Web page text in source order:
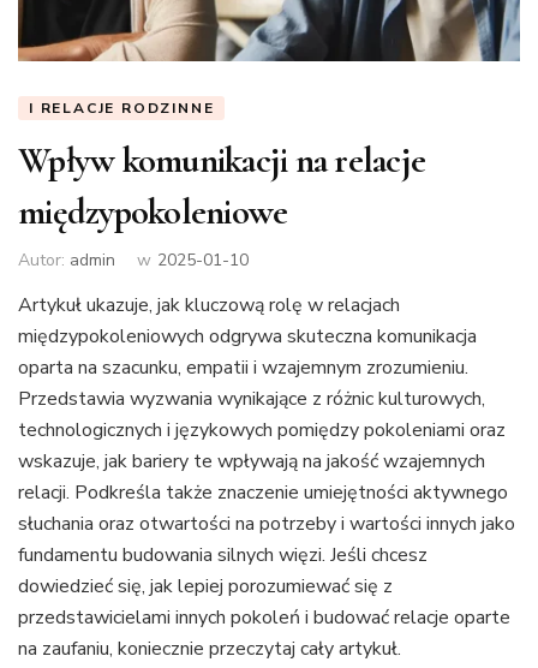
I RELACJE RODZINNE
Wpływ komunikacji na relacje
międzypokoleniowe
Autor: admin w 2025-01-10
Artykuł ukazuje, jak kluczową rolę w relacjach
międzypokoleniowych odgrywa skuteczna komunikacja
oparta na szacunku, empatii i wzajemnym zrozumieniu.
Przedstawia wyzwania wynikające z różnic kulturowych,
technologicznych i językowych pomiędzy pokoleniami oraz
wskazuje, jak bariery te wpływają na jakość wzajemnych
relacji. Podkreśla także znaczenie umiejętności aktywnego
słuchania oraz otwartości na potrzeby i wartości innych jako
fundamentu budowania silnych więzi. Jeśli chcesz
dowiedzieć się, jak lepiej porozumiewać się z
przedstawicielami innych pokoleń i budować relacje oparte
na zaufaniu, koniecznie przeczytaj cały artykuł.